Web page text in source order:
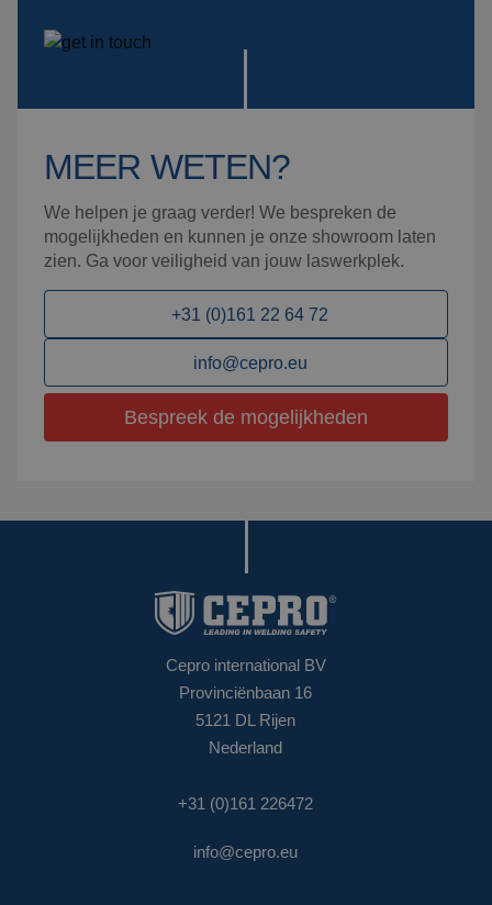
MEER WETEN?
We helpen je graag verder! We bespreken de
mogelijkheden en kunnen je onze showroom laten
zien. Ga voor veiligheid van jouw laswerkplek.
+31 (0)161 22 64 72
info@cepro.eu
Bespreek de mogelijkheden
Cepro international BV
Provinciënbaan 16
5121 DL Rijen
Nederland
+31 (0)161 226472
info@cepro.eu